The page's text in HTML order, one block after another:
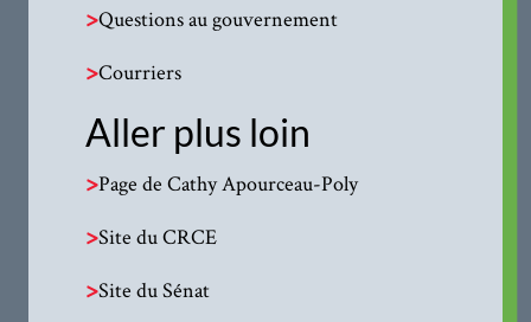
>Questions au gouvernement
>Courriers
Aller plus loin
>Page de Cathy Apourceau-Poly
>Site du CRCE
>Site du Sénat